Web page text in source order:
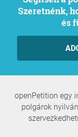
Szeretnénk,
és
openPetition egy
polgárok